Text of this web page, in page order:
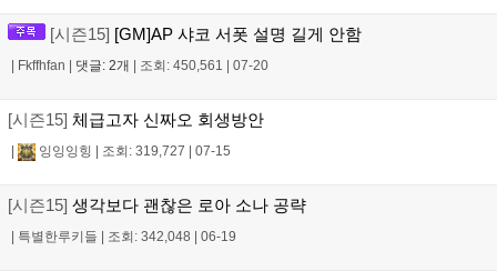
[시즌15] [GM]AP 샤코 서폿 설명 길게 안함
Fkffhfan 댓글: 2개 조회: 450,561 07-20
[시즌15] 체급고자 신짜오 회생방안
잉잉잉힝 조회: 319,727 07-15
[시즌15] 생각보다 괜찮은 로아 소나 공략
특별한루키들 조회: 342,048 06-19